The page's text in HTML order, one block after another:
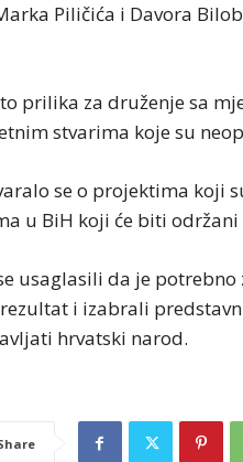
Piličića i Davora
prilika za druženje sa
stvarima koje su
se o projektima koji
u BiH koji će biti održani
usaglasili da je
i izabrali
hrvatski narod.